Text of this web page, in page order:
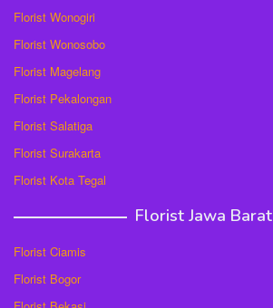
Florist Wonogiri
Florist Wonosobo
Florist Magelang
Florist Pekalongan
Florist Salatiga
Florist Surakarta
Florist Kota Tegal
Florist Jawa Barat
Florist Ciamis
Florist Bogor